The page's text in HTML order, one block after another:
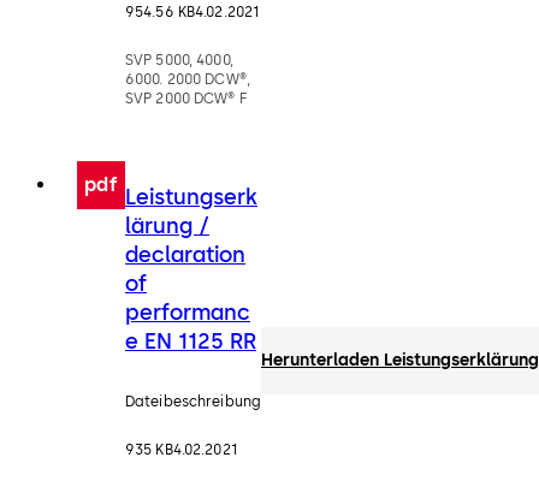
954.56 KB4.02.2021
SVP 5000, 4000,
6000. 2000 DCW®,
SVP 2000 DCW® F
pdf Leistungserk
lärung /
declaration
of
performanc
e EN 1125 RR
Dateibeschreibung
935 KB4.02.2021
Herunterladen